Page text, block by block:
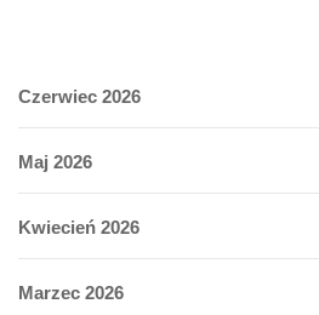
Czerwiec 2026
Maj 2026
Kwiecień 2026
Marzec 2026